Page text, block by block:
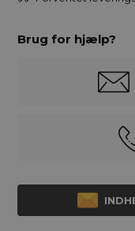
Brug for hjælp?